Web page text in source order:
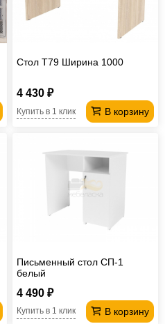
Стол T79 Ширина 1000
4 430 ₽
В корзину
Купить в 1 клик
Письменный стол СП-1
белый
4 490 ₽
В корзину
Купить в 1 клик